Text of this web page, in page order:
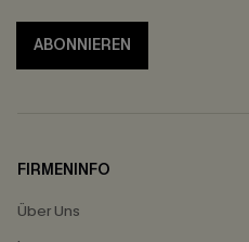
ABONNIEREN
FIRMENINFO
Über Uns